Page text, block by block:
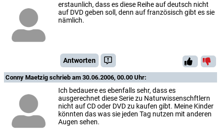
erstaunlich, dass es diese Reihe auf deutsch nicht
auf DVD geben soll, denn auf französisch gibt es sie
nämlich.
Antworten
Conny Maetzig schrieb am 30.06.2006, 00.00 Uhr:
Ich bedauere es ebenfalls sehr, dass es
ausgerechnet diese Serie zu Naturwissenschftlern
nicht auf CD oder DVD zu kaufen gibt. Meine Kinder
könnten das was sie jeden Tag nutzen mit anderen
Augen sehen.